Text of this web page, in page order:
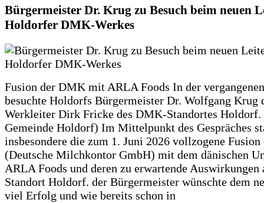
Bürgermeister Dr. Krug zu Besuch beim neuen
Holdorfer DMK-Werkes
Fusion der DMK mit ARLA Foods In der
besuchte Holdorfs Bürgermeister Dr. Wolfgang Krug
Werkleiter Dirk Fricke des DMK-Standortes Holdorf.
Gemeinde Holdorf) Im Mittelpunkt des Gespräches
insbesondere die zum 1. Juni 2026 vollzogene
(Deutsche Milchkontor GmbH) mit dem dänischen
ARLA Foods und deren zu erwartende Auswirkungen
Standort Holdorf. der Bürgermeister wünschte dem
viel Erfolg und wie bereits schon in